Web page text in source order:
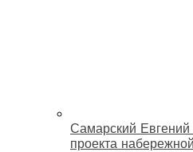
Самарский
проекта